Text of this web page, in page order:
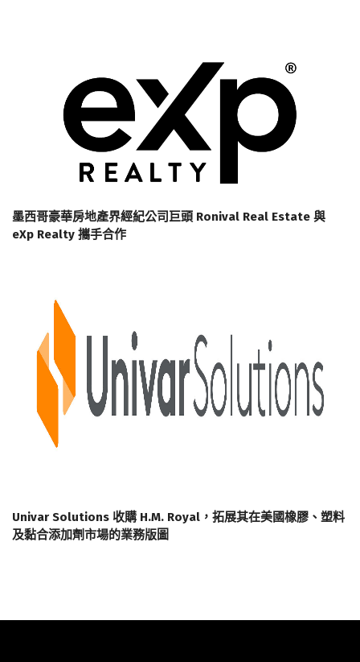
墨西哥豪華房地產界經紀公司巨頭 Ronival Real Estate 與
eXp Realty 攜手合作
Univar Solutions 收購 H.M. Royal，拓展其在美國橡膠、塑料
及黏合添加劑市場的業務版圖